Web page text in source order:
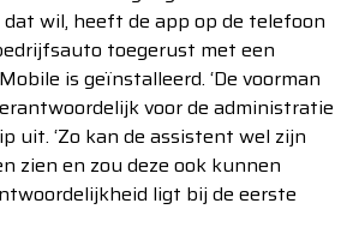
dat wil, heeft de app op de telefoon
toegerust met een
is geïnstalleerd. ‘De voorman
voor de administratie
uit. ‘Zo kan de assistent wel zijn
zien en zou deze ook kunnen
ligt bij de eerste